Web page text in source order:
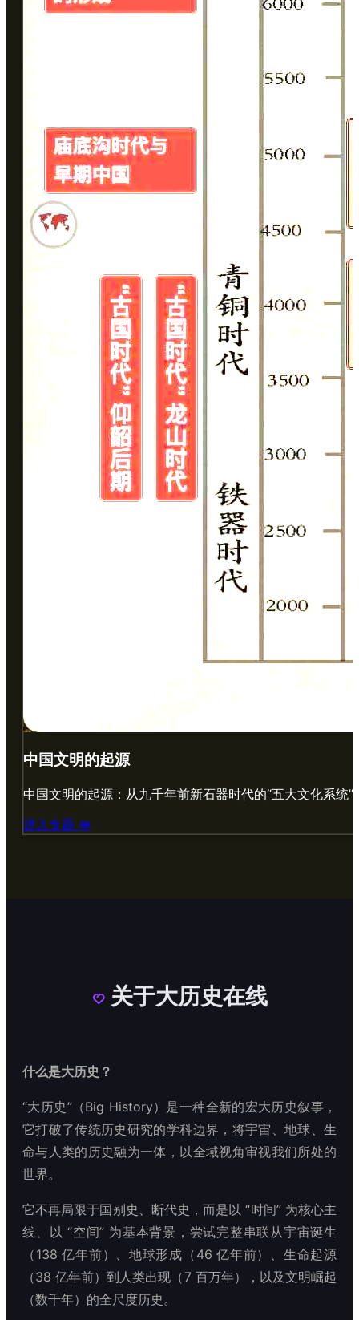
中国文明的起源
中国文明的起源：从九千年前新石器时代的“五大文化系统
进入专题 
关于大历史在线
什么是大历史？
“大历史”（Big History）是一种全新的宏大历史叙事，
它打破了传统历史研究的学科边界，将宇宙、地球、生
命与人类的历史融为一体，以全域视角审视我们所处的
世界。
它不再局限于国别史、断代史，而是以 “时间” 为核心主
线、以 “空间” 为基本背景，尝试完整串联从宇宙诞生
（138 亿年前）、地球形成（46 亿年前）、生命起源
（38 亿年前）到人类出现（7 百万年），以及文明崛起
（数千年）的全尺度历史。